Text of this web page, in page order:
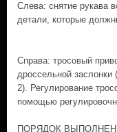
Слева: снятие рукава
детали, которые
Справа: тросовый
дроссельной
2). Регулирование
помощью
ПОРЯДОК